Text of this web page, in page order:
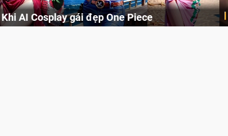
Cosplay Xiangling siêu cute